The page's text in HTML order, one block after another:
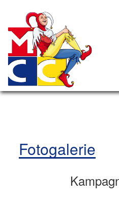
Fotogalerie